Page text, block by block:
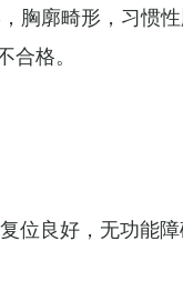
胸廓畸形，习惯
格。
位良好，无功能